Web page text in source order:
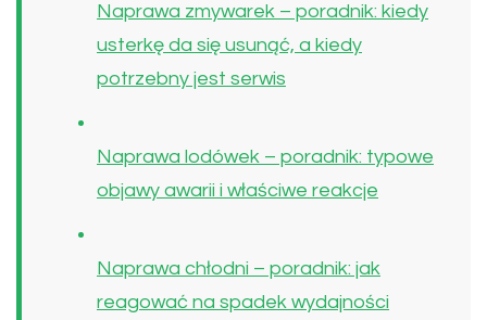
Naprawa zmywarek – poradnik: kiedy
usterkę da się usunąć, a kiedy
potrzebny jest serwis
Naprawa lodówek – poradnik: typowe
objawy awarii i właściwe reakcje
Naprawa chłodni – poradnik: jak
reagować na spadek wydajności